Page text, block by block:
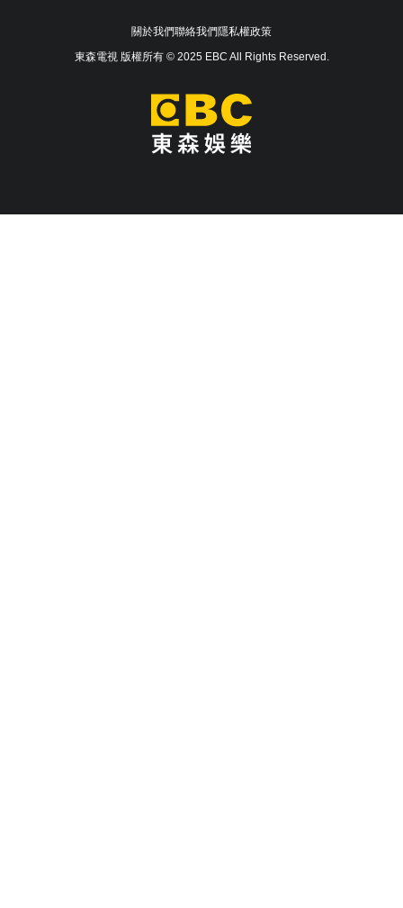
關於我們聯絡我們隱私權政策
東森電視 版權所有 © 2025 EBC All Rights Reserved.